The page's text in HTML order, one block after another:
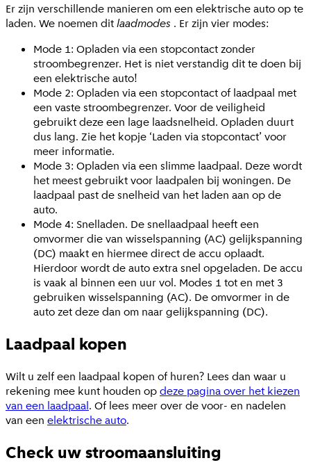
Er zijn verschillende manieren om een elektrische auto op te
laden. We noemen ditlaadmodes . Er zijn vier modes:
Mode 1: Opladen via een stopcontact zonder
stroombegrenzer. Het is niet verstandig dit te doen bij
een elektrische auto!
Mode 2: Opladen via een stopcontact of laadpaal met
een vaste stroombegrenzer. Voor de veiligheid
gebruikt deze een lage laadsnelheid. Opladen duurt
dus lang. Zie het kopje ‘Laden via stopcontact’ voor
meer informatie.
Mode 3: Opladen via een slimme laadpaal. Deze wordt
het meest gebruikt voor laadpalen bij woningen. De
laadpaal past de snelheid van het laden aan op de
auto.
Mode 4: Snelladen. De snellaadpaal heeft een
omvormer die van wisselspanning (AC) gelijkspanning
(DC) maakt en hiermee direct de accu oplaadt.
Hierdoor wordt de auto extra snel opgeladen. De accu
is vaak al binnen een uur vol. Modes 1 tot en met 3
gebruiken wisselspanning (AC). De omvormer in de
auto zet deze dan om naar gelijkspanning (DC).
Laadpaal kopen
Wilt u zelf een laadpaal kopen of huren? Lees dan waar u
rekening mee kunt houden opdeze pagina over het kiezen
van een laadpaal. Of lees meer over de voor- en nadelen
van een elektrische auto.
Check uw stroomaansluiting